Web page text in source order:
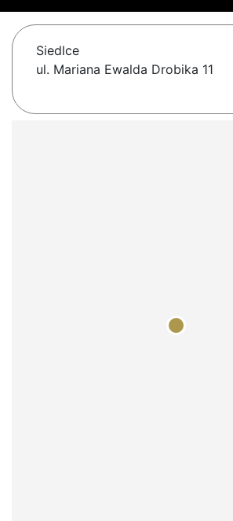
Siedlce
ul. Mariana Ewalda Drobika 11